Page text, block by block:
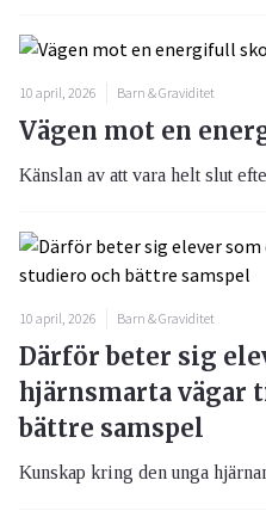
10 april, 2026 Barn & Graviditet
Vägen mot en
Känslan av att vara helt slut
10 april, 2026 Barn & Graviditet
Därför beter sig
hjärnsmarta vägar
bättre samspel
Kunskap kring den unga